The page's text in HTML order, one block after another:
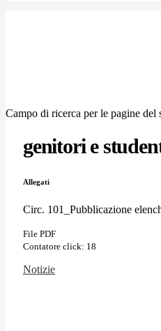
Campo di ricerca per le pagine del
genitori e
Allegati
Circ. 101_Pubblicazione
File PDF
Contatore click: 18
Notizie